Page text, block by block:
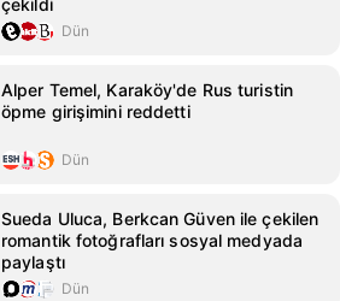
çekildi
Dün
Alper Temel, Karaköy'de Rus turistin
öpme girişimini reddetti
Dün
Sueda Uluca, Berkcan Güven ile çekilen
romantik fotoğrafları sosyal medyada
paylaştı
Dün